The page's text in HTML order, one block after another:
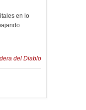
en lo
del Diablo